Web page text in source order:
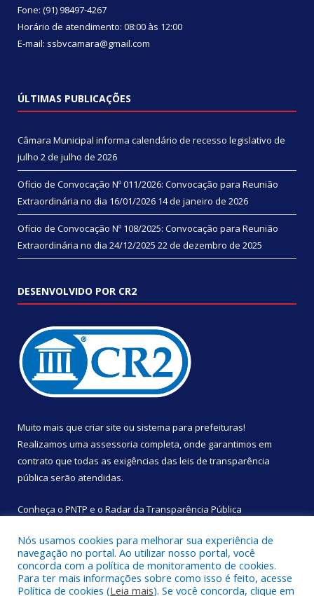
Fone: (91) 98497-4267
Horário de atendimento: 08:00 às 12:00
E-mail: ssbvcamara@gmail.com
ÚLTIMAS PUBLICAÇÕES
Câmara Municipal informa calendário de recesso legislativo de
julho 2 de julho de 2026
Ofício de Convocação Nº 011/2026: Convocação para Reunião
Extraordinária no dia 16/01/2026 14 de janeiro de 2026
Ofício de Convocação Nº 108/2025: Convocação para Reunião
Extraordinária no dia 24/12/2025 22 de dezembro de 2025
DESENVOLVIDO POR CR2
Muito mais que criar site ou sistema para prefeituras!
Realizamos uma assessoria completa, onde garantimos em
contrato que todas as exigências das leis de transparência
pública serão atendidas.
Conheça o PNTP e o Radar da Transparência Pública
Todos os direitos reservados a Câmara Municipal de São
Nós usamos cookies para melhorar sua experiência de
navegação no portal. Ao utilizar nosso portal, você
concorda com a política de monitoramento de cookies.
Para ter mais informações sobre como isso é feito, acesse
Política de cookies (Leia mais). Se você concorda, clique em